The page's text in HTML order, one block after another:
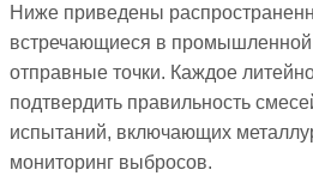
Ниже приведены
встречающиеся в промышленной
отправные точки. Каждое
подтвердить правильность
испытаний, включающих
мониторинг выбросов.